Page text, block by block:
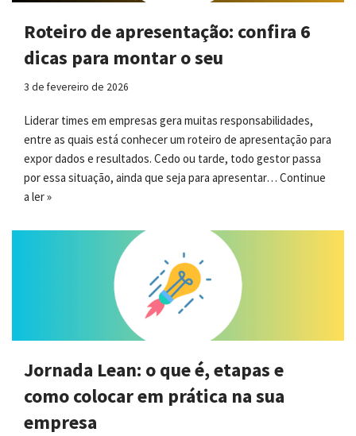
Roteiro de apresentação: confira 6
dicas para montar o seu
3 de fevereiro de 2026
Liderar times em empresas gera muitas responsabilidades,
entre as quais está conhecer um roteiro de apresentação para
expor dados e resultados. Cedo ou tarde, todo gestor passa
por essa situação, ainda que seja para apresentar… Continue
a ler »
Jornada Lean: o que é, etapas e
como colocar em prática na sua
empresa